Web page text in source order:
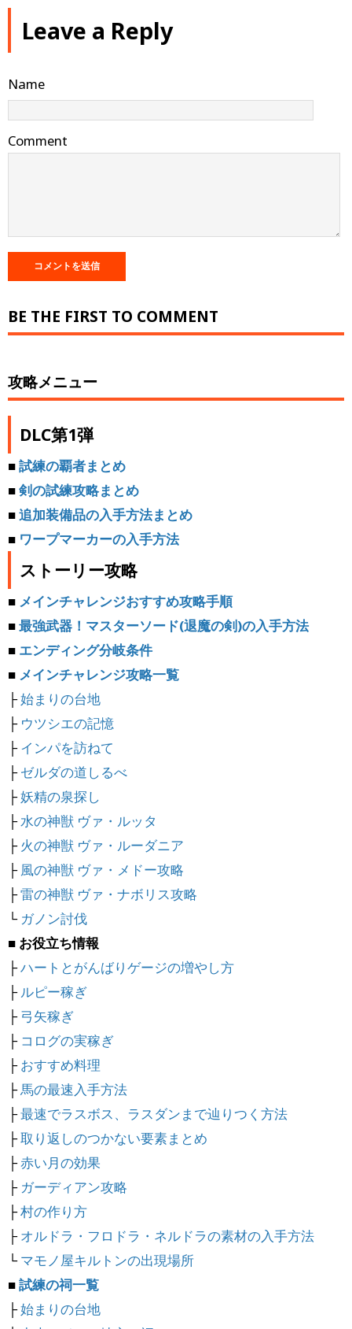
Leave a Reply
Name
Comment
BE THE FIRST TO COMMENT
攻略メニュー
DLC第1弾
■試練の覇者まとめ
■剣の試練攻略まとめ
■追加装備品の入手方法まとめ
■ ワープマーカーの入手方法
ストーリー攻略
■ メインチャレンジおすすめ攻略手順
■最強武器！マスターソード(退魔の剣)の入手方法
■ エンディング分岐条件
■ メインチャレンジ攻略一覧
├始まりの台地
├ ウツシエの記憶
├インパを訪ねて
├ゼルダの道しるべ
├妖精の泉探し
├水の神獣 ヴァ・ルッタ
├火の神獣 ヴァ・ルーダニア
├風の神獣 ヴァ・メドー攻略
├雷の神獣 ヴァ・ナボリス攻略
└ ガノン討伐
■ お役立ち情報
├ハートとがんばりゲージの増やし方
├ルピー稼ぎ
├弓矢稼ぎ
├ コログの実稼ぎ
├おすすめ料理
├馬の最速入手方法
├最速でラスボス、ラスダンまで辿りつく方法
├取り返しのつかない要素まとめ
├赤い月の効果
├ ガーディアン攻略
├村の作り方
├オルドラ・フロドラ・ネルドラの素材の入手方法
└マモノ屋キルトンの出現場所
■試練の祠一覧
├始まりの台地